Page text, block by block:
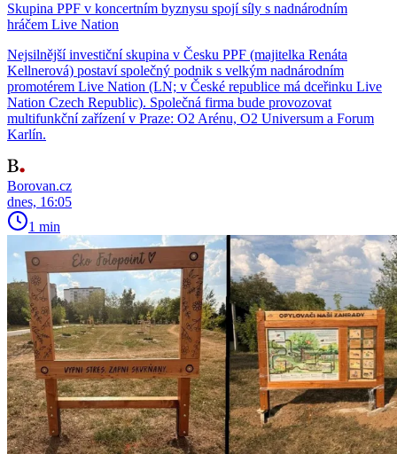
Skupina PPF v koncertním byznysu spojí síly s nadnárodním
hráčem Live Nation
Nejsilnější investiční skupina v Česku PPF (majitelka Renáta
Kellnerová) postaví společný podnik s velkým nadnárodním
promotérem Live Nation (LN; v České republice má dceřinku Live
Nation Czech Republic). Společná firma bude provozovat
multifunkční zařízení v Praze: O2 Arénu, O2 Universum a Forum
Karlín.
Borovan.cz
dnes, 16:05
1 min